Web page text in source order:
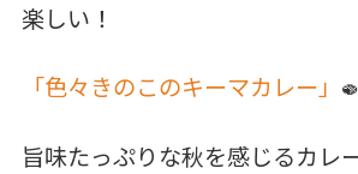
楽しい！
「色々きのこのキーマカレー」
旨味たっぷりな秋を感じるカレ